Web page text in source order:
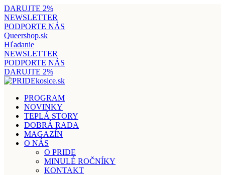
DARUJTE 2%
NEWSLETTER
PODPORTE NÁS
Queershop.sk
Hľadanie
NEWSLETTER
PODPORTE NÁS
DARUJTE 2%
PROGRAM
NOVINKY
TEPLÁ STORY
DOBRÁ RADA
MAGAZÍN
O NÁS
O PRIDE
MINULÉ ROČNÍKY
KONTAKT